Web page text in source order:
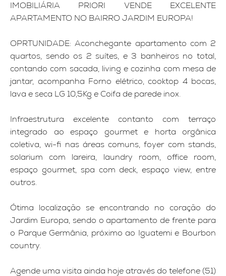
IMOBILIÁRIA PRIORI VENDE EXCELENTE
APARTAMENTO NO BAIRRO JARDIM EUROPA!
OPRTUNIDADE: Aconchegante apartamento com 2
quartos, sendo os 2 suítes, e 3 banheiros no total,
contando com sacada, living e cozinha com mesa de
jantar, acompanha Forno elétrico, cooktop 4 bocas,
lava e seca LG 10,5Kg e Coifa de parede inox.
Infraestrutura excelente contanto com terraço
integrado ao espaço gourmet e horta orgânica
coletiva, wi-fi nas áreas comuns, foyer com stands,
solarium com lareira, laundry room, office room,
espaço gourmet, spa com deck, espaço view, entre
outros.
Ótima localização se encontrando no coração do
Jardim Europa, sendo o apartamento de frente para
o Parque Germânia, próximo ao Iguatemi e Bourbon
country.
Agende uma visita ainda hoje através do telefone (51)